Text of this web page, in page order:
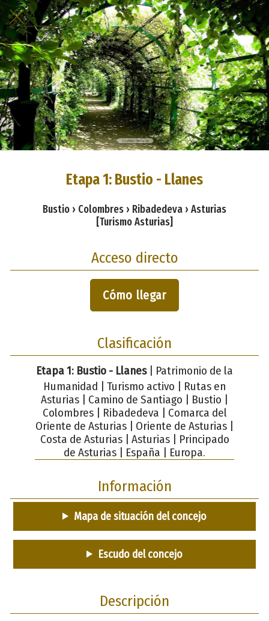
Etapa 1: Bustio - Llanes
Bustio › Colombres › Ribadedeva › Asturias
[Turismo Asturias]
Acceso directo
Cómo llegar
Clasificación
Etapa 1: Bustio - Llanes| Patrimonio de la
Humanidad | Turismo activo | Rutas en
Asturias | Camino de Santiago | Bustio |
Colombres | Ribadedeva | Comarca del
Oriente de Asturias | Oriente de Asturias |
Costa de Asturias | Asturias | Principado
de Asturias | España | Europa.
Información
Mapa de situación del concejo
Escudo del concejo
Descripción